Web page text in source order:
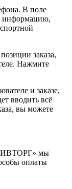
В поле
информацию,
заказа,
Нажмите
и заказе,
вводить всё
вы можете
мы
оплаты